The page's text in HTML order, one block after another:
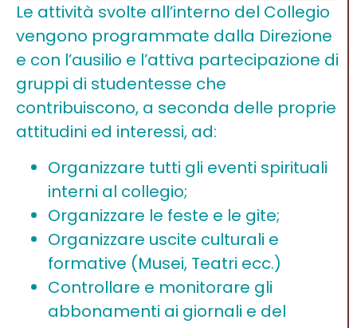
Le attività svolte all’interno del Collegio
vengono programmate dalla Direzione
e con l’ausilio e l’attiva partecipazione di
gruppi di studentesse che
contribuiscono, a seconda delle proprie
attitudini ed interessi, ad:
Organizzare tutti gli eventi spirituali
interni al collegio;
Organizzare le feste e le gite;
Organizzare uscite culturali e
formative (Musei, Teatri ecc.)
Controllare e monitorare gli
abbonamenti ai giornali e del